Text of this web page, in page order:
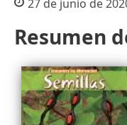
27 de junio de
Resumen